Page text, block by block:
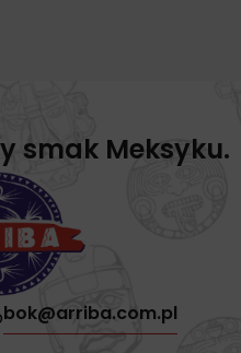
smak Meksyku.
bok@arriba.com.pl